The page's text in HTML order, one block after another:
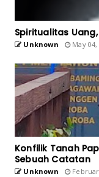
Spiritualitas
Unknown May 04,
Konfilik Tanah
Sebuah Catatan
Unknown